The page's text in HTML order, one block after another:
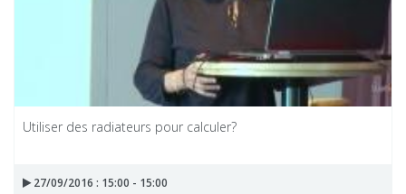
Utiliser des radiateurs pour calculer?
27/09/2016 : 15:00 - 15:00